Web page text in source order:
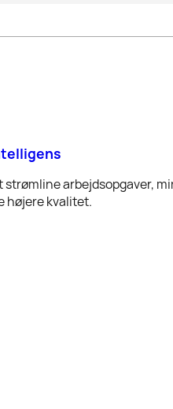
strømline arbejdsopgaver,
højere kvalitet.